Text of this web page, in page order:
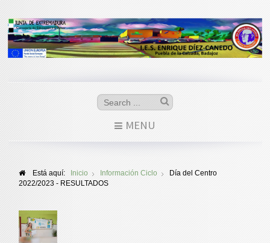
MENU
Está aquí: Inicio Información Ciclo
Día del Centro
2022/2023 - RESULTADOS